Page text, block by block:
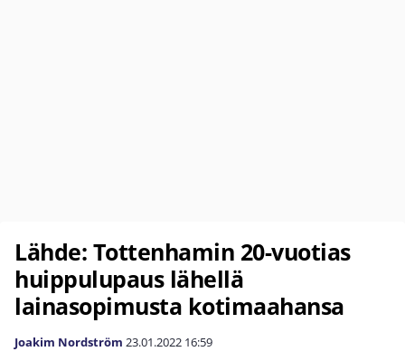
Lähde: Tottenhamin 20-vuotias
huippulupaus lähellä
lainasopimusta kotimaahansa
Joakim Nordström 23.01.2022 16:59